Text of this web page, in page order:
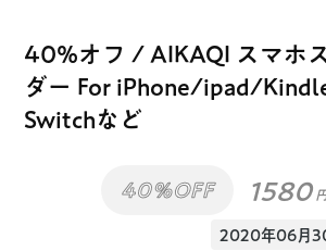
40%オフ / AIKAQI スマホ
ダー For iPhone/ipad/
Switchなど
40%OFF 1580
2020年06月